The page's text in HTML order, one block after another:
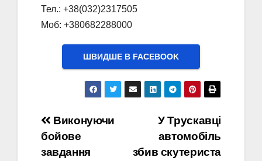
Тел.: +38(032)2317505
Моб: +380682288000
ШВИДШЕ В FACEBOOK
Навігація
записів
У Трускавці
автомобіль
збив скутериста
Виконуючи
бойове
завдання